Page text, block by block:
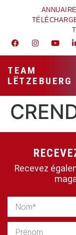
TEAM
LËTZEBUERG
Recevez